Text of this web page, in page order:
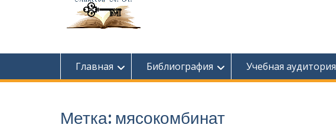
Главная Библиография Учебная аудитория
Метка: мясокомбинат